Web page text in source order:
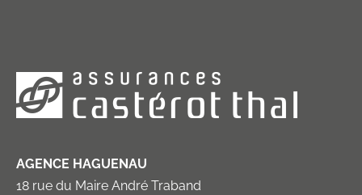
AGENCE HAGUENAU
18 rue du Maire André Traband